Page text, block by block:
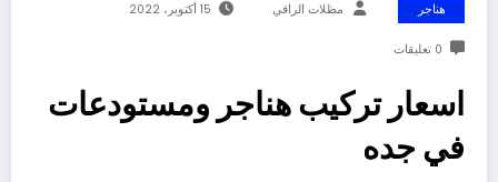
هناجر مظلات الراقي 15 أكتوبر، 2022
0 تعليقات
اسعار تركيب هناجر ومستودعات
في جده